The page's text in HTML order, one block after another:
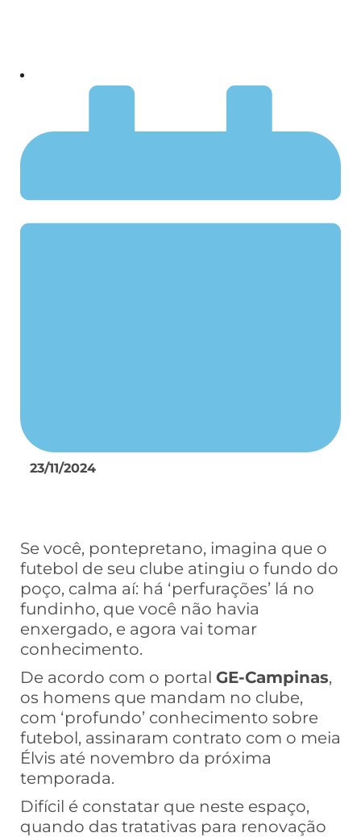
23/11/2024
Se você, pontepretano, imagina que o
futebol de seu clube atingiu o fundo do
poço, calma aí: há ‘perfurações’ lá no
fundinho, que você não havia
enxergado, e agora vai tomar
conhecimento.
De acordo com o portal GE-Campinas,
os homens que mandam no clube,
com ‘profundo’ conhecimento sobre
futebol, assinaram contrato com o meia
Élvis até novembro da próxima
temporada.
Difícil é constatar que neste espaço,
quando das tratativas para renovação